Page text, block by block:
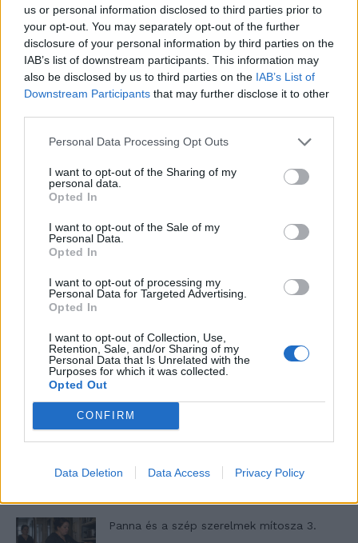
us or personal information disclosed to third parties prior to
your opt-out. You may separately opt-out of the further
disclosure of your personal information by third parties on the
IAB’s list of downstream participants. This information may
also be disclosed by us to third parties on the IAB’s List of
Downstream Participants that may further disclose it to other
Personal Data Processing Opt Outs
I want to opt-out of the Sharing of my
personal data.
Opted In
I want to opt-out of the Sale of my
Personal Data.
Opted In
I want to opt-out of processing my
Personal Data for Targeted Advertising.
Opted In
I want to opt-out of Collection, Use,
Retention, Sale, and/or Sharing of my
Personal Data that Is Unrelated with the
Purposes for which it was collected.
Opted Out
CONFIRM
Data Deletion Data Access Privacy Policy
Pedig szóltam… – Miért nem hiszünk a
nőknek, amikor segítséget kérnek?
A legidegesítőbb kifejezések laza
13. rész
Woody Allen megosztó zsenialitása
A világ legismertebb ruhái
Panna és a szép szerelmek mítosza 3.